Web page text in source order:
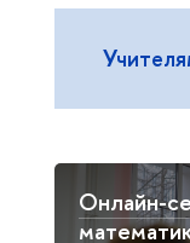
Онлайн-